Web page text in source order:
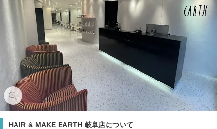
HAIR & MAKE EARTH 岐阜店について